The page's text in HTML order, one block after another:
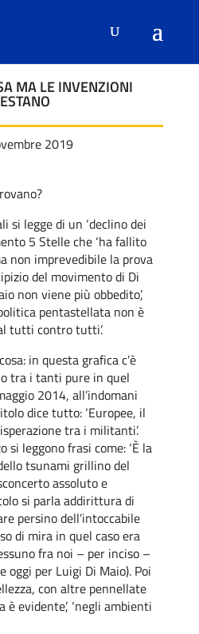
MA LE INVENZIONI
2019
si legge di un ‘declino dei
5 Stelle che ‘ha fallito
non imprevedibile la prova
del movimento di Di
non viene più obbedito’,
pentastellata non è
tutti contro tutti’.
in questa grafica c’è
tra i tanti pure in quel
2014, all’indomani
dice tutto: ‘Europee, il
tra i militanti’.
si leggono frasi come: ‘È la
tsunami grillino del
assoluto e
si parla addirittura di
persino dell’intoccabile
di mira in quel caso era
fra noi – per inciso –
oggi per Luigi Di Maio). Poi
con altre pennellate
è evidente’, ‘negli ambienti